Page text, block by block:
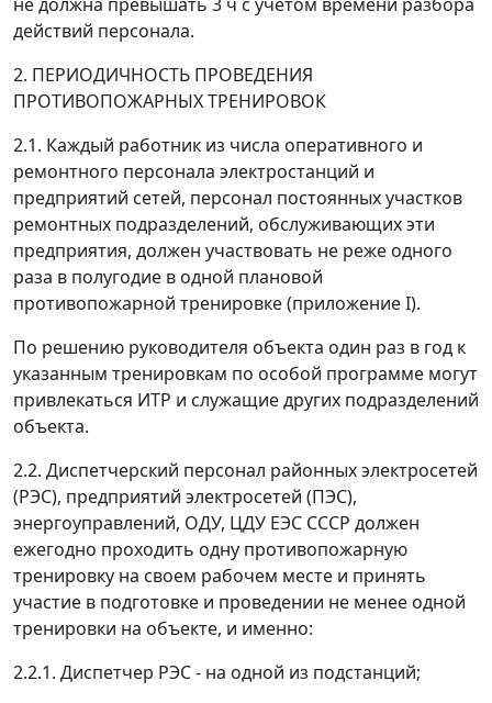
действий персонала.
2. ПЕРИОДИЧНОСТЬ ПРОВЕДЕНИЯ
ПРОТИВОПОЖАРНЫХ ТРЕНИРОВОК
2.1. Каждый работник из числа оперативного и
ремонтного персонала электростанций и
предприятий сетей, персонал постоянных участков
ремонтных подразделений, обслуживающих эти
предприятия, должен участвовать не реже одного
раза в полугодие в одной плановой
противопожарной тренировке (приложение I).
По решению руководителя объекта один раз в год к
указанным тренировкам по особой программе могут
привлекаться ИТР и служащие других подразделений
объекта.
2.2. Диспетчерский персонал районных электросетей
(РЭС), предприятий электросетей (ПЭС),
энергоуправлений, ОДУ, ЦДУ ЕЭС СССР должен
ежегодно проходить одну противопожарную
тренировку на своем рабочем месте и принять
участие в подготовке и проведении не менее одной
тренировки на объекте, и именно:
2.2.1. Диспетчер РЭС - на одной из подстанций;